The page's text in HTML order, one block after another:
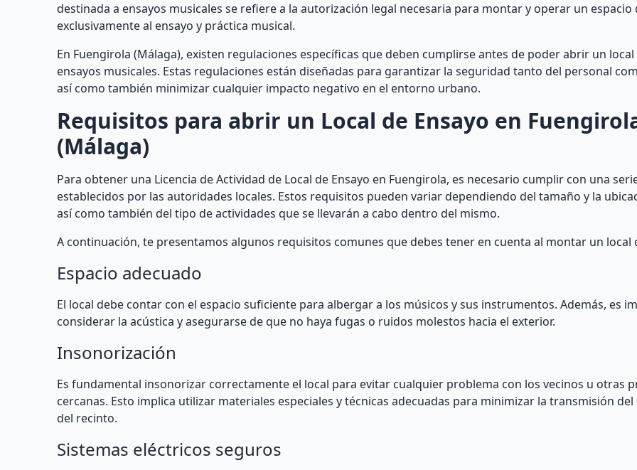
destinada a ensayos musicales se refiere a la autorización legal necesaria para montar y operar un espacio
exclusivamente al ensayo y práctica musical.
En Fuengirola (Málaga), existen regulaciones específicas que deben cumplirse antes de poder abrir un
ensayos musicales. Estas regulaciones están diseñadas para garantizar la seguridad tanto del personal
así como también minimizar cualquier impacto negativo en el entorno urbano.
Requisitos para abrir un Local de Ensayo en
(Málaga)
Para obtener una Licencia de Actividad de Local de Ensayo en Fuengirola, es necesario cumplir con una
establecidos por las autoridades locales. Estos requisitos pueden variar dependiendo del tamaño y la
así como también del tipo de actividades que se llevarán a cabo dentro del mismo.
A continuación, te presentamos algunos requisitos comunes que debes tener en cuenta al montar un local
Espacio adecuado
El local debe contar con el espacio suficiente para albergar a los músicos y sus instrumentos. Además, es
considerar la acústica y asegurarse de que no haya fugas o ruidos molestos hacia el exterior.
Insonorización
Es fundamental insonorizar correctamente el local para evitar cualquier problema con los vecinos u otras
cercanas. Esto implica utilizar materiales especiales y técnicas adecuadas para minimizar la transmisión
del recinto.
Sistemas eléctricos seguros